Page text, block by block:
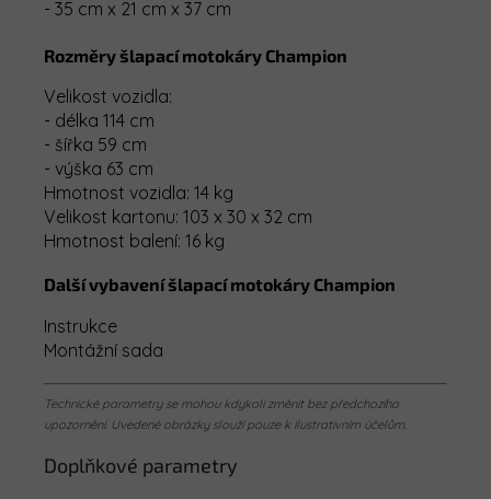
- 35 cm x 21 cm x 37 cm
Rozměry šlapací motokáry Champion
Velikost vozidla:
- délka 114 cm
- šířka 59 cm
- výška 63 cm
Hmotnost vozidla: 14 kg
Velikost kartonu: 103 x 30 x 32 cm
Hmotnost balení: 16 kg
Další vybavení šlapací motokáry Champion
Instrukce
Montážní sada
Technické parametry se mohou kdykoli změnit bez předchozího
upozornění. Uvedené obrázky slouží pouze k ilustrativním účelům.
Doplňkové parametry